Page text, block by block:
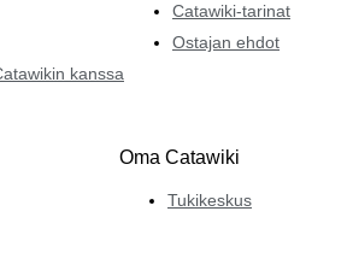
kanssa
Catawiki-tarinat
Ostajan ehdot
Oma Catawiki
Tukikeskus